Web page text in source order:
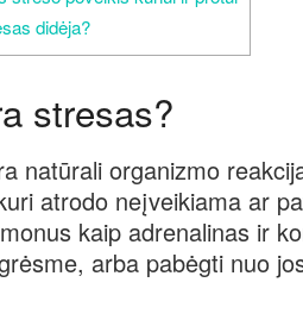
didėja?
stresas?
natūrali organizmo
atrodo neįveikiama ar
kaip adrenalinas ir
arba pabėgti nuo